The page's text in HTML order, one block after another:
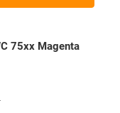
75xx Magenta